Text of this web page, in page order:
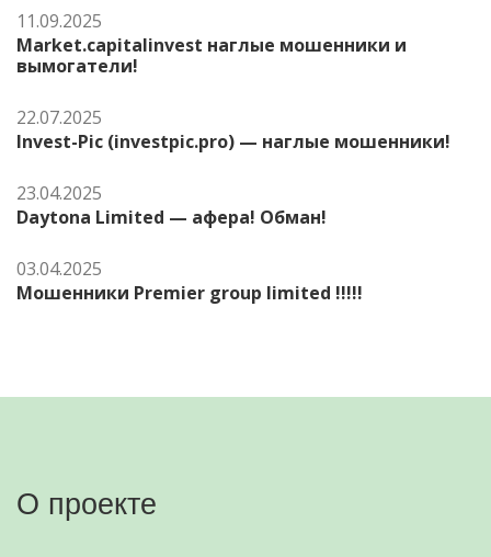
11.09.2025
Market.capitalinvest наглые мошенники и
вымогатели!
22.07.2025
Invest-Pic (investpic.pro) — наглые мошенники!
23.04.2025
Daytona Limited — афера! Обман!
03.04.2025
Мошенники Premier group limited !!!!!
О проекте